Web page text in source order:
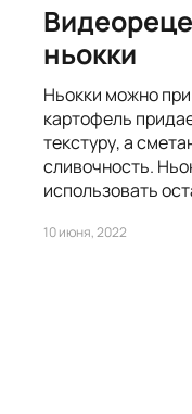
ньокки
Ньокки можно
картофель
текстуру, а
сливочность.
использовать
10 июня, 2022